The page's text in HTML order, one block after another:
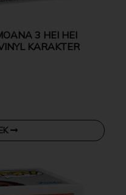
3 HEI HEI
KARAKTER